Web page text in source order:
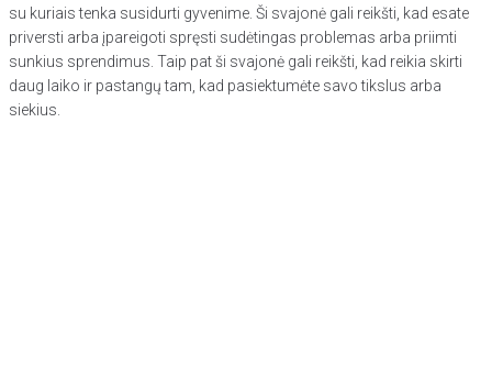
su kuriais tenka susidurti gyvenime. Ši svajonė gali reikšti, kad esate
priversti arba įpareigoti spręsti sudėtingas problemas arba priimti
sunkius sprendimus. Taip pat ši svajonė gali reikšti, kad reikia skirti
daug laiko ir pastangų tam, kad pasiektumėte savo tikslus arba
siekius.